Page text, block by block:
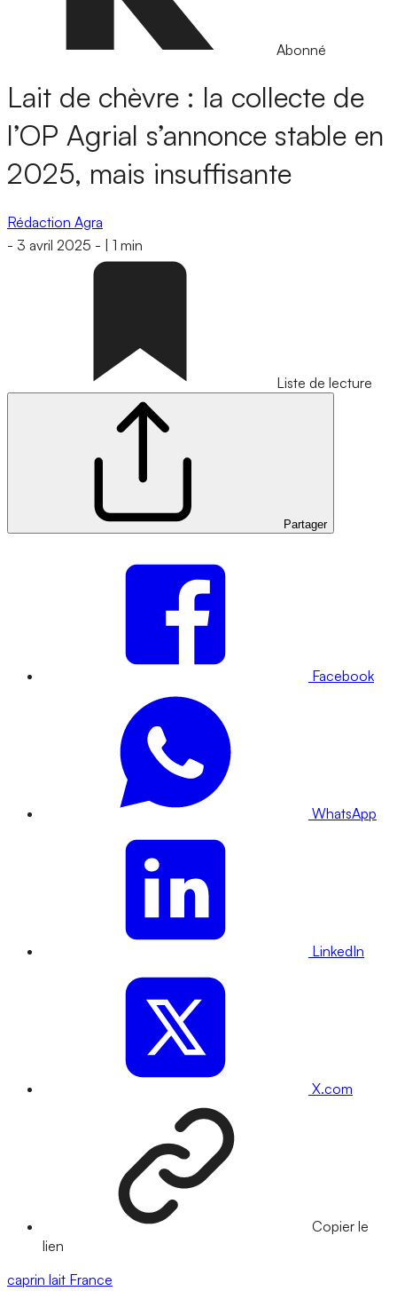
Abonné
Lait de chèvre : la collecte de
l’OP Agrial s’annonce stable en
2025, mais insuffisante
Rédaction Agra
- 3 avril 2025 - 1 min
Liste de lecture
Partager
Facebook
WhatsApp
LinkedIn
X.com
Copier le
lien
caprin lait France